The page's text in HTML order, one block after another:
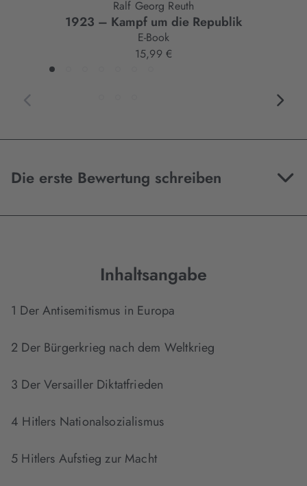
Ralf Georg Reuth
1923 – Kampf um die Republik
E-Book
15,99 €
Die erste Bewertung schreiben
Inhaltsangabe
1 Der Antisemitismus in Europa
2 Der Bürgerkrieg nach dem Weltkrieg
3 Der Versailler Diktatfrieden
4 Hitlers Nationalsozialismus
5 Hitlers Aufstieg zur Macht